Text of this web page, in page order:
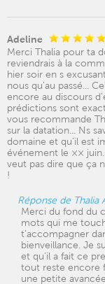
Adeline
Merci Thalia pour ta
reviendrais à la
hier soir en s
nous qu'au passé...
encore au discours
prédictions sont
vous recommande
sur la datation... Ns
domaine et qu'il est
événement le ××
veut pas dire que ça
!
Réponse de Thalia
Merci du fond du
mots qui me
t’accompagner
bienveillance. Je
et qu’il a fait ce
tout reste encore
une petite